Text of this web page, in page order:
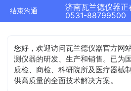
结束沟通
济南瓦兰德仪器正
0531-88799500
您好，欢迎访问瓦兰德仪器官方网
测仪器的研发、生产和销售。已为
质检、商检、科研院所及医疗器械
供高质量的全面技术解决方案。